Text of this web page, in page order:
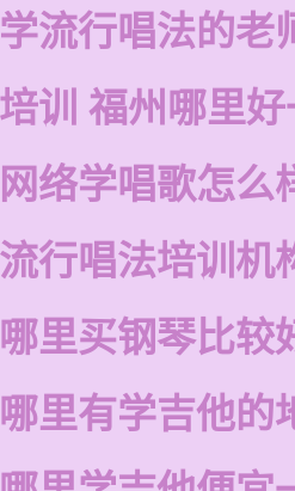
流行唱法的老
训 福州哪里
络学唱歌怎么
行唱法培训机
里买钢琴比较
里有学吉他的